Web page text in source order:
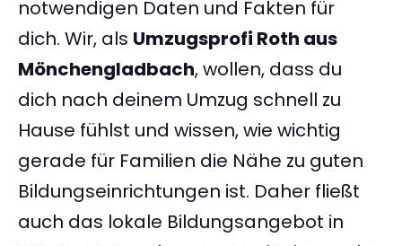
notwendigen Daten und Fakten für
dich. Wir, als Umzugsprofi Roth aus
Mönchengladbach, wollen, dass du
dich nach deinem Umzug schnell zu
Hause fühlst und wissen, wie wichtig
gerade für Familien die Nähe zu guten
Bildungseinrichtungen ist. Daher fließt
auch das lokale Bildungsangebot in